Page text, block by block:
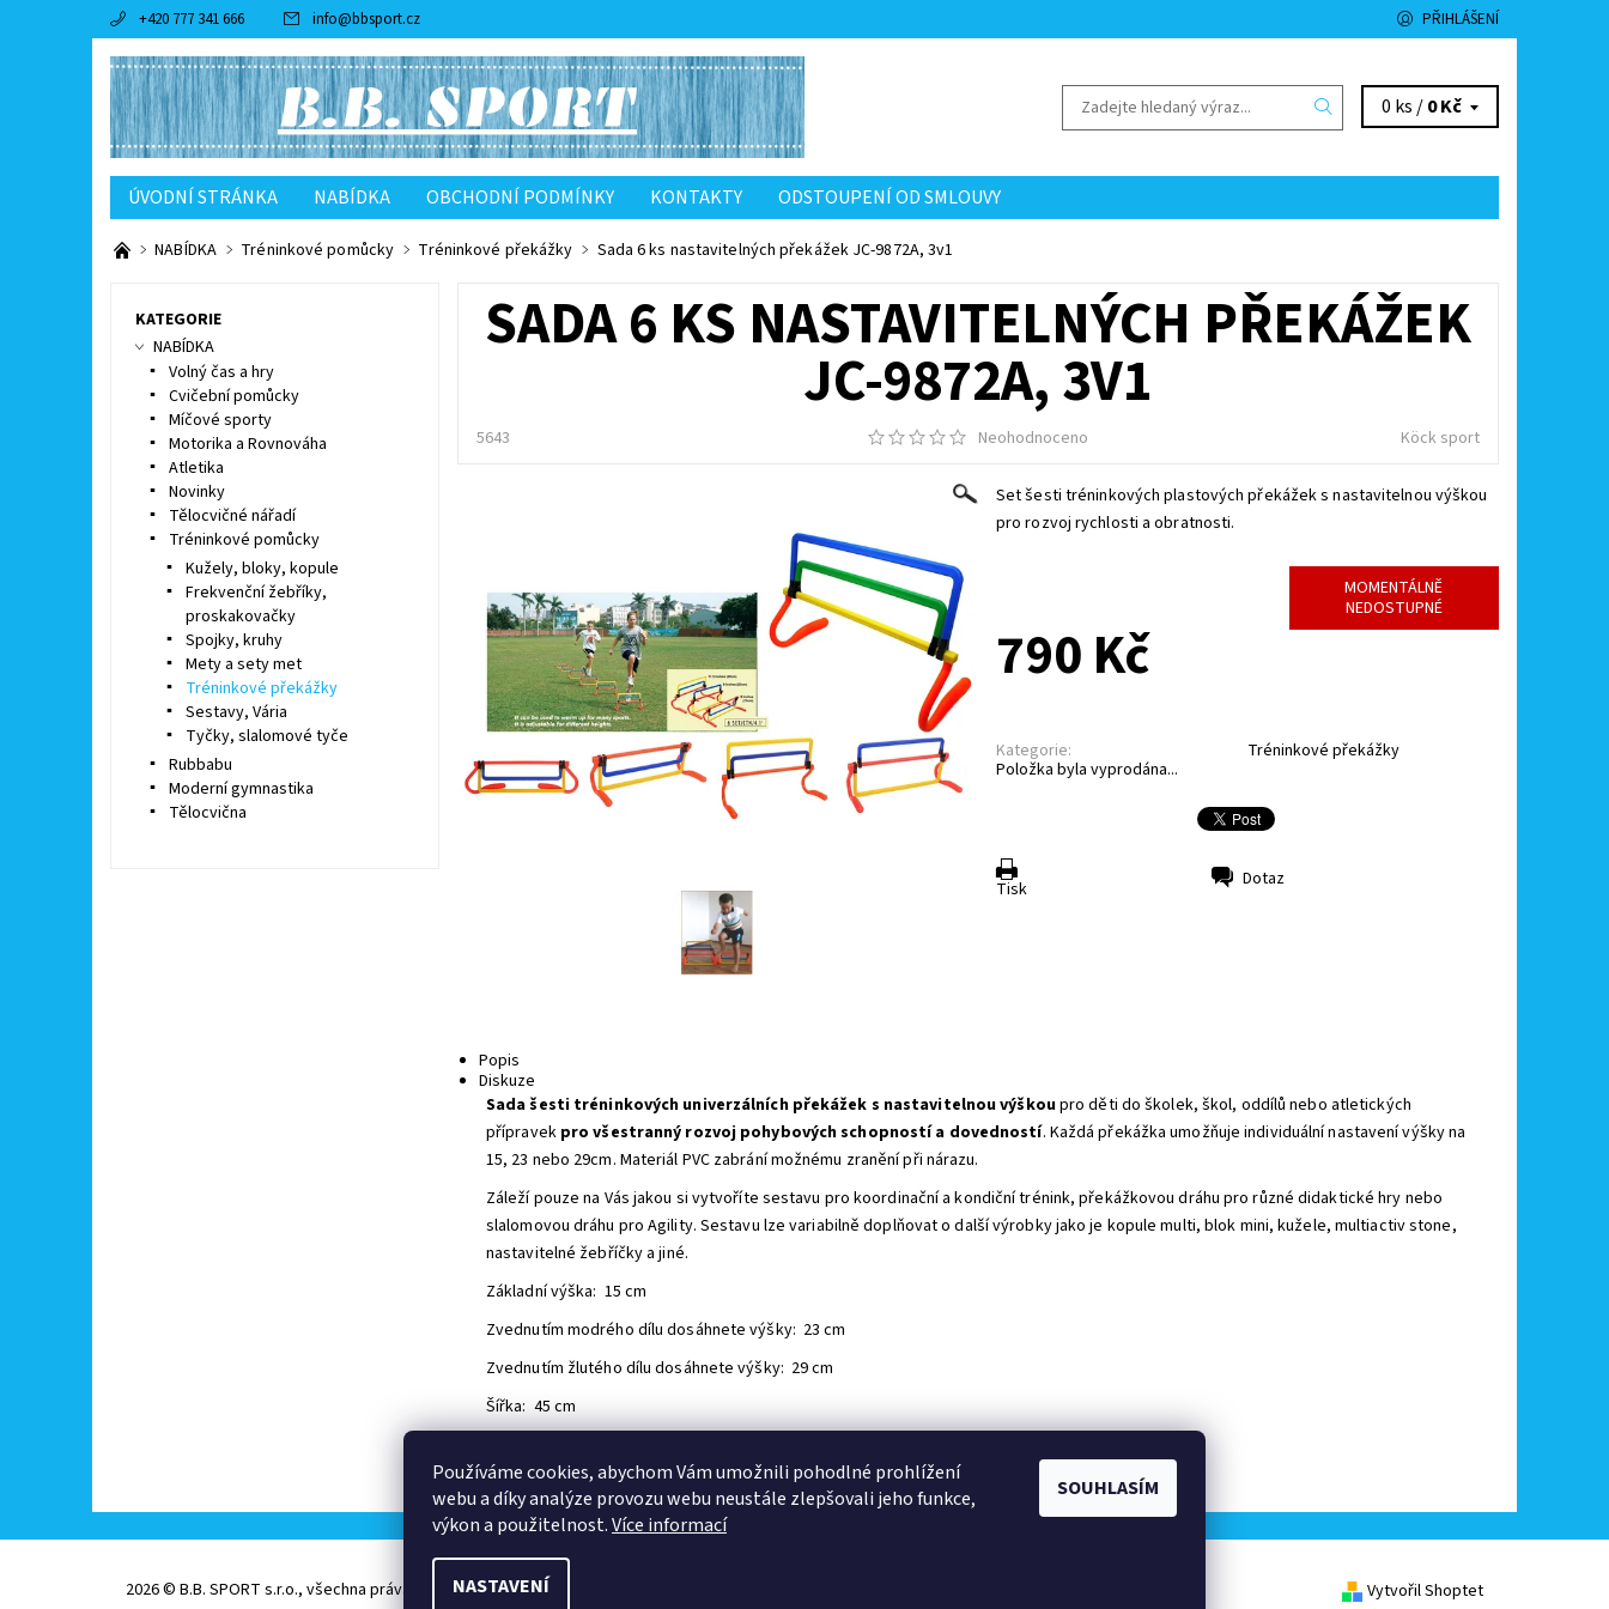
+420 777 341 666 info@bbsport.cz PŘIHLÁŠENÍ
0 ks /0 Kč
ÚVODNÍ STRÁNKA NABÍDKA OBCHODNÍ PODMÍNKY KONTAKTY ODSTOUPENÍ OD SMLOUVY
NABÍDKA Tréninkové pomůcky Tréninkové překážky Sada 6 ks nastavitelných překážek JC-9872A, 3v1
SADA 6 KS NASTAVITELNÝCH PŘEKÁŽEK
JC-9872A, 3V1
5643 Neohodnoceno Köck sport
Set šesti tréninkových plastových překážek s nastavitelnou výškou
pro rozvoj rychlosti a obratnosti.
MOMENTÁLNĚ
NEDOSTUPNÉ
790 Kč
Kategorie:
Tréninkové překážky
Položka byla vyprodána...
Tisk Dotaz
Popis
Diskuze
Sada šesti tréninkových univerzálních překážek s nastavitelnou výškoupro děti do školek, škol, oddílů nebo atletických
přípravek pro všestranný rozvoj pohybových schopností a dovedností. Každá překážka umožňuje individuální nastavení výšky na
15, 23 nebo 29cm. Materiál PVC zabrání možnému zranění při nárazu.
Záleží pouze na Vás jakou si vytvoříte sestavu pro koordinační a kondiční trénink, překážkovou dráhu pro různé didaktické hry nebo
slalomovou dráhu pro Agility. Sestavu lze variabilně doplňovat o další výrobky jako je kopule multi, blok mini, kužele, multiactiv stone,
nastavitelné žebříčky a jiné.
Základní výška: 15 cm
Zvednutím modrého dílu dosáhnete výšky: 23 cm
Zvednutím žlutého dílu dosáhnete výšky: 29 cm
Šířka: 45 cm
Přidat komentář
KATEGORIE
NABÍDKA
Volný čas a hry
Cvičební pomůcky
Míčové sporty
Motorika a Rovnováha
Atletika
Novinky
Tělocvičné nářadí
Tréninkové pomůcky
Kužely, bloky, kopule
Frekvenční žebříky,
proskakovačky
Spojky, kruhy
Mety a sety met
Tréninkové překážky
Sestavy, Vária
Tyčky, slalomové tyče
Rubbabu
Moderní gymnastika
Tělocvična
2026 © B.B. SPORT s.r.o., všechna práva vyhrazena Vytvořil Shoptet
Používáme cookies, abychom Vám umožnili pohodlné prohlížení
webu a díky analýze provozu webu neustále zlepšovali jeho funkce,
výkon a použitelnost.Více informací
NASTAVENÍ
SOUHLASÍM